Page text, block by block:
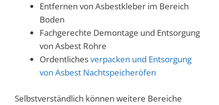
Entfernen von Asbestkleber im Bereich
Boden
Fachgerechte Demontage und Entsorgung
von Asbest Rohre
Ordentlichesverpacken und Entsorgung
von Asbest Nachtspeicheröfen
Selbstverständlich können weitere Bereiche